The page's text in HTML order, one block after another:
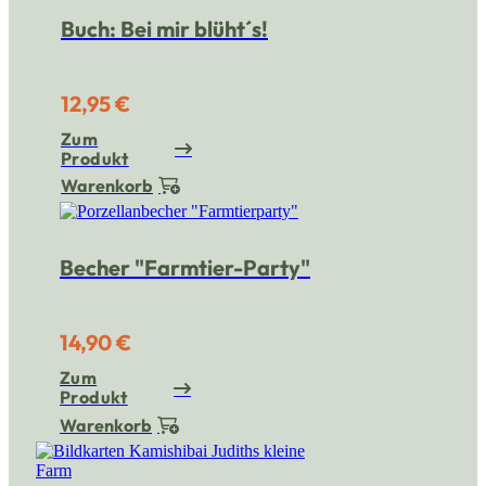
Buch: Bei mir blüht´s!
12,95 €
Zum
Produkt
Warenkorb
Becher "Farmtier-Party"
14,90 €
Zum
Produkt
Warenkorb